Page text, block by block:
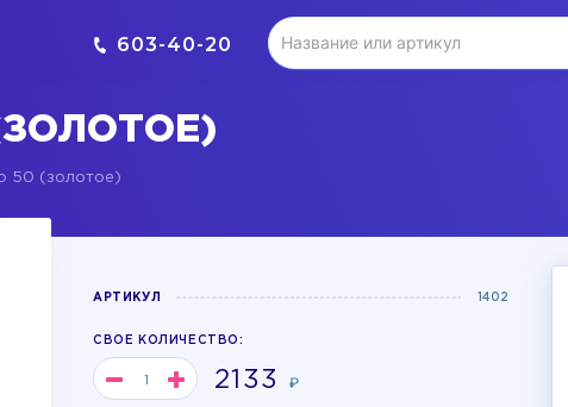
603-40-20
50 (золотое)
АРТИКУЛ 1402
СВОЕ КОЛИЧЕСТВО:
2133 ₽